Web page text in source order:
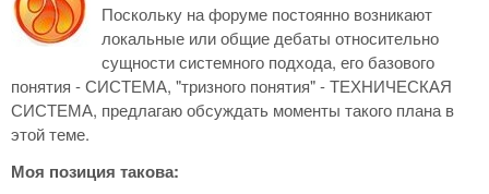
Поскольку на форуме постоянно возникают
локальные или общие дебаты относительно
сущности системного подхода, его базового
понятия - СИСТЕМА, "тризного понятия" - ТЕХНИЧЕСКАЯ
СИСТЕМА, предлагаю обсуждать моменты такого плана в
этой теме.
Моя позиция такова: